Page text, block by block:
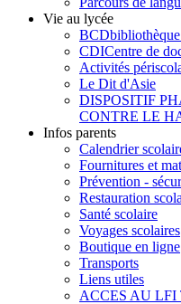
Vie au lycée
BCD
CDICentre de
Activités
Le Dit d'Asie
DISPOSITIF
CONTRE LE
Infos parents
Calendrier
Fournitures et
Prévention -
Restauration
Santé scolaire
Voyages scolaires
Boutique en ligne
Transports
Liens utiles
ACCES AU